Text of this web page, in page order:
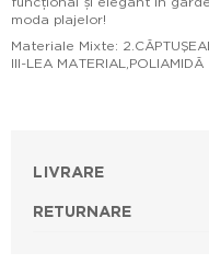
moda plajelor!
Materiale Mixte:
III-LEA
LIVRARE
RETURNARE